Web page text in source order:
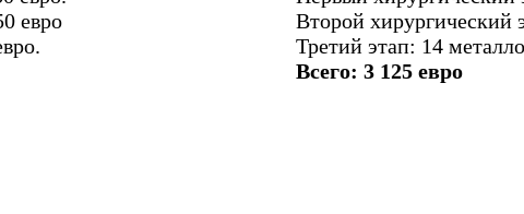
евро
Второй хирургический
Третий этап: 14
Всего: 3 125 евро